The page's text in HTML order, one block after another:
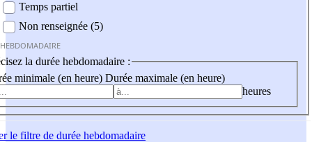
Temps partiel
Non renseignée (5)
la durée hebdomadaire :
minimale (en heure) Durée maximale (en heure)
heures
le filtre de durée hebdomadaire